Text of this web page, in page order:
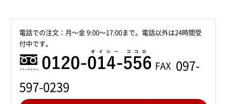
電話での注文：月〜金 9:00〜17:00まで。電話以外は24時間受
付中です。
097-
597-0239